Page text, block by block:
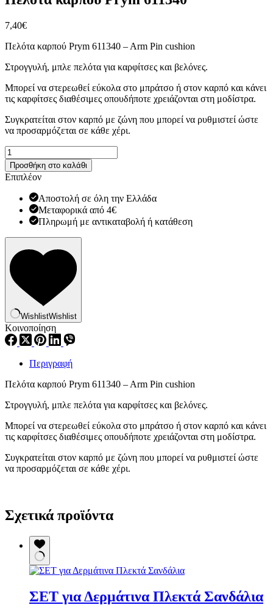
7,40€
Πελότα καρπού Prym 611340 – Arm Pin cushion
Στρογγυλή, μπλε πελότα για καρφίτσες και βελόνες.
Μπορεί να στερεωθεί εύκολα στο μπράτσο ή στον καρπό και κάνει
τις καρφίτσες διαθέσιμες οπουδήποτε χρειάζονται στη μοδίστρα.
Συγκρατείται στον καρπό με ζώνη που μπορεί να ρυθμιστεί ώστε
να προσαρμόζεται σε κάθε χέρι.
Πελότα
καρπού
Prym
611340
ποσότητα
Προσθήκη στο καλάθι
Επιπλέον
Αποστολή σε όλη την Ελλάδα
Μεταφορικά από 4€
Πληρωμή με αντικαταβολή ή κατάθεση
WishlistWishlist
Κοινοποίηση
Περιγραφή
Πελότα καρπού Prym 611340 – Arm Pin cushion
Στρογγυλή, μπλε πελότα για καρφίτσες και βελόνες.
Μπορεί να στερεωθεί εύκολα στο μπράτσο ή στον καρπό και κάνει
τις καρφίτσες διαθέσιμες οπουδήποτε χρειάζονται στη μοδίστρα.
Συγκρατείται στον καρπό με ζώνη που μπορεί να ρυθμιστεί ώστε
να προσαρμόζεται σε κάθε χέρι.
Σχετικά προϊόντα
ΣΕΤ για Δερμάτινα Πλεκτά Σανδάλια